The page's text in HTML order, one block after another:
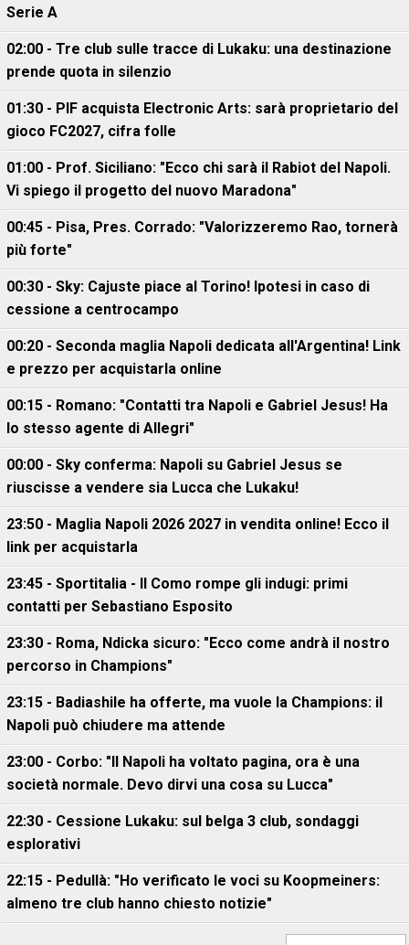
Serie A
02:00 - Tre club sulle tracce di Lukaku: una destinazione
prende quota in silenzio
01:30 - PIF acquista Electronic Arts: sarà proprietario del
gioco FC2027, cifra folle
01:00 - Prof. Siciliano: "Ecco chi sarà il Rabiot del Napoli.
Vi spiego il progetto del nuovo Maradona"
00:45 - Pisa, Pres. Corrado: "Valorizzeremo Rao, tornerà
più forte"
00:30 - Sky: Cajuste piace al Torino! Ipotesi in caso di
cessione a centrocampo
00:20 - Seconda maglia Napoli dedicata all'Argentina! Link
e prezzo per acquistarla online
00:15 - Romano: "Contatti tra Napoli e Gabriel Jesus! Ha
lo stesso agente di Allegri"
00:00 - Sky conferma: Napoli su Gabriel Jesus se
riuscisse a vendere sia Lucca che Lukaku!
23:50 - Maglia Napoli 2026 2027 in vendita online! Ecco il
link per acquistarla
23:45 - Sportitalia - Il Como rompe gli indugi: primi
contatti per Sebastiano Esposito
23:30 - Roma, Ndicka sicuro: "Ecco come andrà il nostro
percorso in Champions"
23:15 - Badiashile ha offerte, ma vuole la Champions: il
Napoli può chiudere ma attende
23:00 - Corbo: "Il Napoli ha voltato pagina, ora è una
società normale. Devo dirvi una cosa su Lucca"
22:30 - Cessione Lukaku: sul belga 3 club, sondaggi
esplorativi
22:15 - Pedullà: "Ho verificato le voci su Koopmeiners:
almeno tre club hanno chiesto notizie"